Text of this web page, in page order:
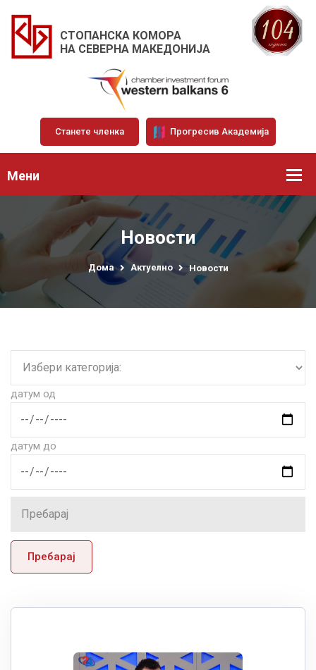
СТОПАНСКА КОМОРА
НА СЕВЕРНА МАКЕДОНИЈА
Станете членка Прогресив Академија
Мени
Новости
Дома Актуелно Новости
датум од
датум до
Пребарај